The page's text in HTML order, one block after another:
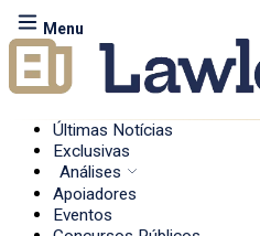
Menu
Últimas Notícias
Exclusivas
Análises
Apoiadores
Eventos